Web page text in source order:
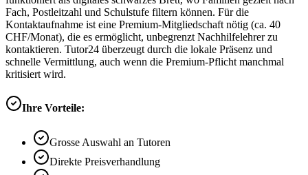
Fach, Postleitzahl und Schulstufe filtern können. Für die
Kontaktaufnahme ist eine Premium-Mitgliedschaft nötig (ca. 40
CHF/Monat), die es ermöglicht, unbegrenzt Nachhilfelehrer zu
kontaktieren. Tutor24 überzeugt durch die lokale Präsenz und
schnelle Vermittlung, auch wenn die Premium-Pflicht manchmal
kritisiert wird.
Ihre Vorteile:
Grosse Auswahl an Tutoren
Direkte Preisverhandlung